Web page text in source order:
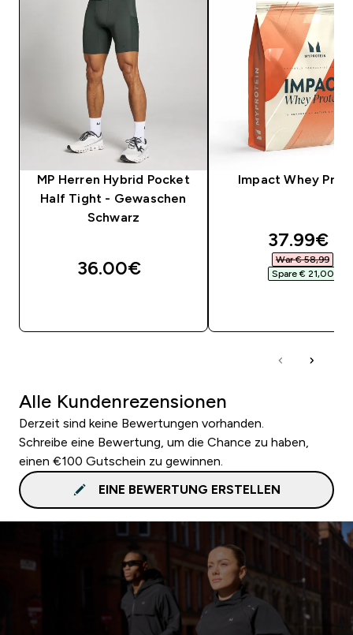
MP Herren Hybrid Pocket
Half Tight - Gewaschen
Schwarz
36.00€‎
Impact Whey
37.99€‎
War € 58,99‎
Spare € 21,00‎
Alle Kundenrezensionen
Derzeit sind keine Bewertungen vorhanden.
Schreibe eine Bewertung, um die Chance zu haben,
einen €100 Gutschein zu gewinnen.
EINE BEWERTUNG ERSTELLEN